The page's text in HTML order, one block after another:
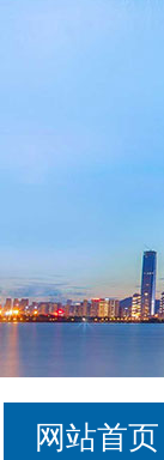
网站首页